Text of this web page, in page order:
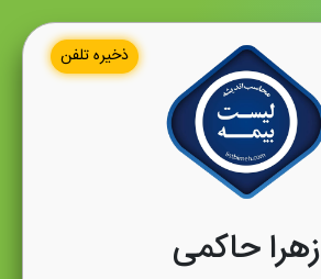
ذخیره تلفن
زهرا حاکمی